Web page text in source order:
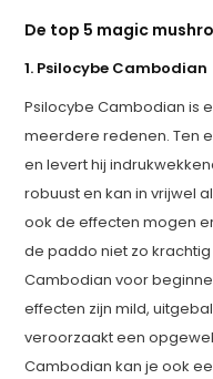
De top 5 magic
1. Psilocybe Cambodian
Psilocybe Cambodian is
meerdere redenen. Ten
en levert hij
robuust en kan in vrijwel
ook de effecten mogen
de paddo niet zo
Cambodian voor
effecten zijn mild,
veroorzaakt een
Cambodian kan je ook